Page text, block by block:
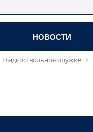
НОВОСТИ
Гладкоствольное оружие